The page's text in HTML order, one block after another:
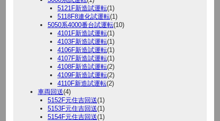
5121F新造試運転(1)
5118F8連化試運転(1)
5050系4000番台試運転(10)
4101F新造試運転(1)
4103F新造試運転(1)
4106F新造試運転(1)
4107F新造試運転(1)
4108F新造試運転(2)
4109F新造試運転(2)
4110F新造試運転(2)
車両回送(4)
5152F元住吉回送(1)
5153F元住吉回送(1)
5154F元住吉回送(1)